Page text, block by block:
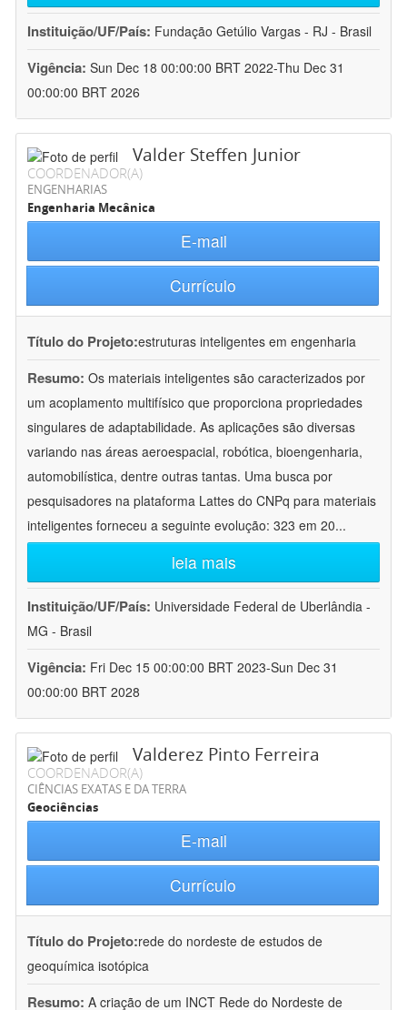
Instituição/UF/País: Fundação Getúlio Vargas - RJ - Brasil
Vigência: Sun Dec 18 00:00:00 BRT 2022-Thu Dec 31
00:00:00 BRT 2026
Valder Steffen Junior
COORDENADOR(A)
ENGENHARIAS
Engenharia Mecânica
E-mail
Currículo
Título do Projeto:estruturas inteligentes em engenharia
Resumo: Os materiais inteligentes são caracterizados por
um acoplamento multifísico que proporciona propriedades
singulares de adaptabilidade. As aplicações são diversas
variando nas áreas aeroespacial, robótica, bioengenharia,
automobilística, dentre outras tantas. Uma busca por
pesquisadores na plataforma Lattes do CNPq para materiais
inteligentes forneceu a seguinte evolução: 323 em 20...
leia mais
Instituição/UF/País: Universidade Federal de Uberlândia -
MG - Brasil
Vigência: Fri Dec 15 00:00:00 BRT 2023-Sun Dec 31
00:00:00 BRT 2028
Valderez Pinto Ferreira
COORDENADOR(A)
CIÊNCIAS EXATAS E DA TERRA
Geociências
E-mail
Currículo
Título do Projeto:rede do nordeste de estudos de
geoquímica isotópica
Resumo: A criação de um INCT Rede do Nordeste de